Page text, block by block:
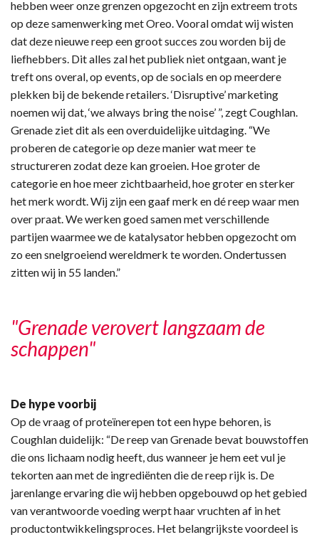
hebben weer onze grenzen opgezocht en zijn extreem trots
op deze samenwerking met Oreo. Vooral omdat wij wisten
dat deze nieuwe reep een groot succes zou worden bij de
liefhebbers. Dit alles zal het publiek niet ontgaan, want je
treft ons overal, op events, op de socials en op meerdere
plekken bij de bekende retailers. ‘Disruptive’ marketing
noemen wij dat, ‘we always bring the noise’ ”, zegt Coughlan.
Grenade ziet dit als een overduidelijke uitdaging. “We
proberen de categorie op deze manier wat meer te
structureren zodat deze kan groeien. Hoe groter de
categorie en hoe meer zichtbaarheid, hoe groter en sterker
het merk wordt. Wij zijn een gaaf merk en dé reep waar men
over praat. We werken goed samen met verschillende
partijen waarmee we de katalysator hebben opgezocht om
zo een snelgroeiend wereldmerk te worden. Ondertussen
zitten wij in 55 landen.”
"Grenade verovert langzaam de
schappen"
De hype voorbij
Op de vraag of proteïnerepen tot een hype behoren, is
Coughlan duidelijk: “De reep van Grenade bevat bouwstoffen
die ons lichaam nodig heeft, dus wanneer je hem eet vul je
tekorten aan met de ingrediënten die de reep rijk is. De
jarenlange ervaring die wij hebben opgebouwd op het gebied
van verantwoorde voeding werpt haar vruchten af in het
productontwikkelingsproces. Het belangrijkste voordeel is